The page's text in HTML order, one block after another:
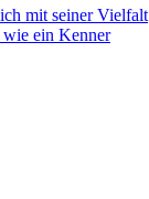
mit seiner Vielfalt
ein Kenner